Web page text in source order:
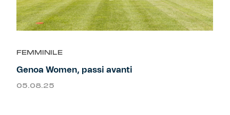
FEMMINILE
Genoa Women, passi avanti
05.08.25